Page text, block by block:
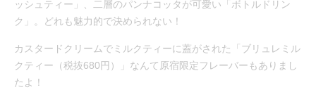
ッシュティー」、二層のパンナコッタが可愛い「ボトルドリン
ク」。どれも魅力的で決められない！
カスタードクリームでミルクティーに蓋がされた「ブリュレミル
クティー（税抜680円）」なんて原宿限定フレーバーもありまし
たよ！